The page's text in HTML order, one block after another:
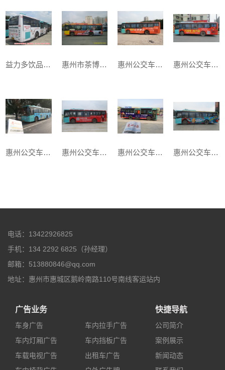
益力多饮品在我司做公交巴士广告宣传 惠州市茶博艺术城-经典 惠州公交车体广告-长颈鹿漆车身广告客户案例 惠州公交车体广告-万饰城车身广告案例
惠州公交车身广告-统一阿萨姆奶茶车身广告 惠州公交车身广告-尚品宅配车身广告案例 惠州公交车身广告-宏宇陶瓷车身广告案例 惠州公交车身广告-红牛车身广告客户案例
电话：13422926825
手机：134 2292 6825（孙经理）
邮箱：513880846@qq.com
地址：惠州市惠城区鹅岭南路110号南线客运站内
广告业务
车身广告
车内灯厢广告
车载电视广告
车内拉手广告
车内挡板广告
出租车广告
快捷导航
公司简介
案例展示
新闻动态